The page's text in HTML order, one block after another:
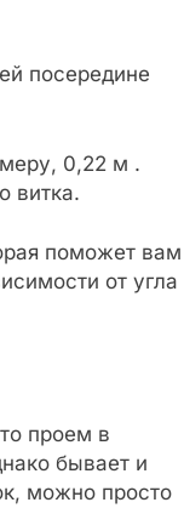
посередине
0,22 м .
витка.
поможет вам
от угла
проем в
бывает и
можно просто